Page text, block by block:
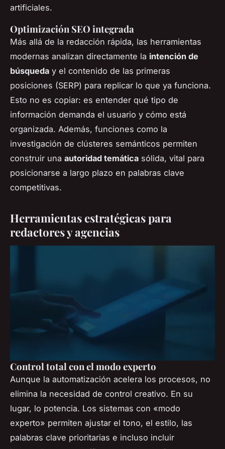
artificiales.
Optimización SEO integrada
Más allá de la redacción rápida, las herramientas
modernas analizan directamente la intención de
búsqueda y el contenido de las primeras
posiciones (SERP) para replicar lo que ya funciona.
Esto no es copiar: es entender qué tipo de
información demanda el usuario y cómo está
organizada. Además, funciones como la
investigación de clústeres semánticos permiten
construir una autoridad temática sólida, vital para
posicionarse a largo plazo en palabras clave
competitivas.
Herramientas estratégicas para
redactores y agencias
Control total con el modo experto
Aunque la automatización acelera los procesos, no
elimina la necesidad de control creativo. En su
lugar, lo potencia. Los sistemas con «modo
experto» permiten ajustar el tono, el estilo, las
palabras clave prioritarias e incluso incluir